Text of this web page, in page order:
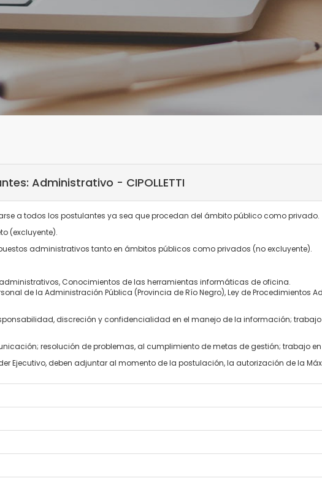
Administrativo - CIPOLLETTI
a todos los postulantes ya sea que procedan del ámbito público como privado.
(excluyente).
administrativos tanto en ámbitos públicos como privados (no excluyente).
Conocimientos delas herramientas informáticas de oficina.
de la Administración Pública (Provincia deRíoNegro),Leyde Procedimientos
discreción y confidencialidad en el manejode la información; trabajo
resolución de problemas, al cumplimiento demetas de gestión; trabajo
Ejecutivo, deben adjuntar al momento de la postulación, la autorización de la